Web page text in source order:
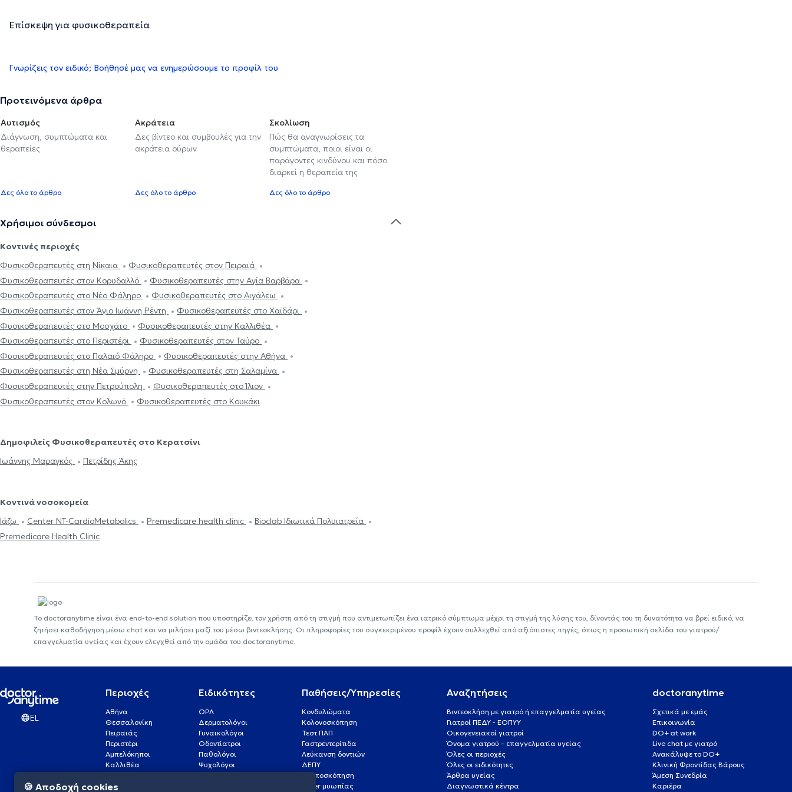
Επίσκεψη για φυσικοθεραπεία
Γνωρίζεις τον ειδικό; Βοήθησέ μας να ενημερώσουμε το προφίλ του
Προτεινόμενα άρθρα
Αυτισμός
Διάγνωση, συμπτώματα και
θεραπείες
Δες όλο το άρθρο
Ακράτεια
Δες βίντεο και συμβουλές για την
ακράτεια ούρων
Δες όλο το άρθρο
Σκολίωση
Πώς θα αναγνωρίσεις τα
συμπτώματα, ποιοι είναι οι
παράγοντες κινδύνου και πόσο
διαρκεί η θεραπεία της
Δες όλο το άρθρο
Χρήσιμοι σύνδεσμοι
Κοντινές περιοχές
Φυσικοθεραπευτές στη Νίκαια
Φυσικοθεραπευτές στον Πειραιά
Φυσικοθεραπευτές στον Κορυδαλλό
Φυσικοθεραπευτές στην Αγία Βαρβάρα
Φυσικοθεραπευτές στο Νέο Φάληρο
Φυσικοθεραπευτές στο Αιγάλεω
Φυσικοθεραπευτές στον Άγιο Ιωάννη Ρέντη
Φυσικοθεραπευτές στο Χαϊδάρι
Φυσικοθεραπευτές στο Μοσχάτο
Φυσικοθεραπευτές στην Καλλιθέα
Φυσικοθεραπευτές στο Περιστέρι
Φυσικοθεραπευτές στον Ταύρο
Φυσικοθεραπευτές στο Παλαιό Φάληρο
Φυσικοθεραπευτές στην Αθήνα
Φυσικοθεραπευτές στη Νέα Σμύρνη
Φυσικοθεραπευτές στη Σαλαμίνα
Φυσικοθεραπευτές στην Πετρούπολη
Φυσικοθεραπευτές στο Ίλιον
Φυσικοθεραπευτές στον Κολωνό
Φυσικοθεραπευτές στο Κουκάκι
Δημοφιλείς Φυσικοθεραπευτές στο Κερατσίνι
Ιωάννης Μαραγκός
Πετρίδης Άκης
Κοντινά νοσοκομεία
Ιάζω
Center NT-CardioMetabolics Premedicare health clinic
Bioclab Ιδιωτικά Πολυιατρεία
Premedicare Health Clinic
Το doctoranytime είναι ένα end-to-end solution που υποστηρίζει τον χρήστη από τη στιγμή που αντιμετωπίζει ένα ιατρικό σύμπτωμα μέχρι τη στιγμή της λύσης του, δίνοντάς του τη δυνατότητα να βρεί ειδικό, να
ζητήσει καθοδήγηση μέσω chat και να μιλήσει μαζί του μέσω βιντεοκλήσης. Οι πληροφορίες του συγκεκριμένου προφίλ έχουν συλλεχθεί από αξιόπιστες πηγές, όπως η προσωπική σελίδα του γιατρού/
επαγγελματία υγείας και έχουν ελεγχθεί από την ομάδα του doctoranytime.
EL
Περιοχές
Αθήνα
Θεσσαλονίκη
Πειραιάς
Περιστέρι
Αμπελόκηποι
Καλλιθέα
Πάτρα
Γλυφάδα
Ειδικότητες
ΩΡΛ
Δερματολόγοι
Γυναικολόγοι
Οδοντίατροι
Παθολόγοι
Ψυχολόγοι
Οφθαλμίατροι
Παθήσεις/Υπηρεσίες
Κονδυλώματα
Κολονοσκόπηση
Τεστ ΠΑΠ
Γαστρεντερίτιδα
Λεύκανση δοντιών
ΔΕΠΥ
Κολποσκόπηση
Laser μυωπίας
Αναζητήσεις
Βιντεοκλήση με γιατρό ή επαγγελματία υγείας
Γιατροί ΠΕΔΥ - ΕΟΠΥΥ
Οικογενειακοί γιατροί
Όνομα γιατρού – επαγγελματία υγείας
Όλες οι περιοχές
Όλες οι ειδικότητες
Άρθρα υγείας
Διαγνωστικά κέντρα
doctoranytime
Σχετικά με εμάς
Επικοινωνία
DO+ at work
Live chat με γιατρό
Ανακάλυψε το DO+
Κλινική Φροντίδας Βάρους
Άμεση Συνεδρία
Καριέρα
🍪 Αποδοχή cookies